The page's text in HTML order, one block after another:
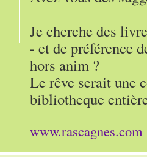
Je cherche des
- et de préférence
hors anim ?
Le rêve serait une
bibliotheque
www.rascagnes.com